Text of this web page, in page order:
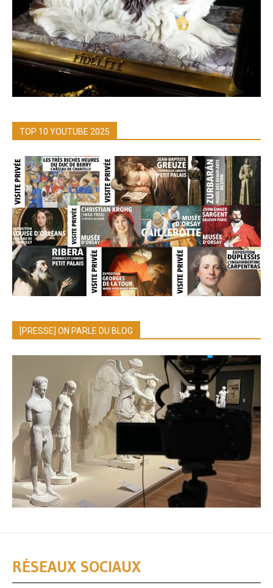
TOP 10 YOUTUBE 2025
[PRESSE] ON PARLE DU BLOG
RÉSEAUX SOCIAUX